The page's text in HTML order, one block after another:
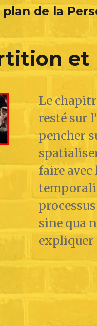
plan de la
Le
resté sur
pencher
faire avec
sine qua
expliquer